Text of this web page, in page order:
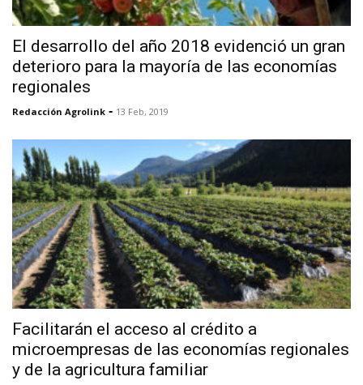
El desarrollo del año 2018 evidenció un gran
deterioro para la mayoría de las economías
regionales
Redacción Agrolink - 13 Feb, 2019
Facilitarán el acceso al crédito a
microempresas de las economías regionales
y de la agricultura familiar